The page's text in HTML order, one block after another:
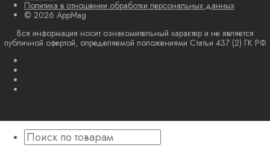
Политика в отношении обработки персональных данных
© 2026 AppMag
Вся информация носит ознакомительный характер и не является
публичной офертой, определяемой положениями Статьи 437 (2) ГК РФ